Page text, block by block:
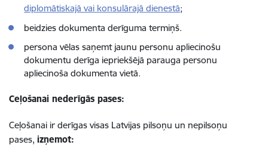
diplomātiskajā vai konsulārajā dienestā;
beidzies dokumenta derīguma termiņš.
persona vēlas saņemt jaunu personu apliecinošu
dokumentu derīga iepriekšējā parauga personu
apliecinoša dokumenta vietā.
Ceļošanai nederīgās pases:
Ceļošanai ir derīgas visas Latvijas pilsoņu un nepilsoņu
pases, izņemot: